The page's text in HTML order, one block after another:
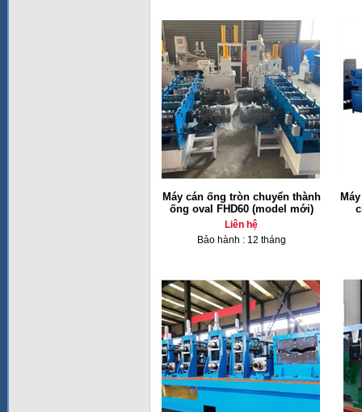
Máy cán ống tròn chuyển thành
ống oval FHD60 (model mới)
Liên hệ
Bảo hành : 12 tháng